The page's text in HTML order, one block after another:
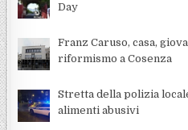
Day
Franz Caruso, casa,
riformismo a Cosenza
Stretta della polizia
alimenti abusivi